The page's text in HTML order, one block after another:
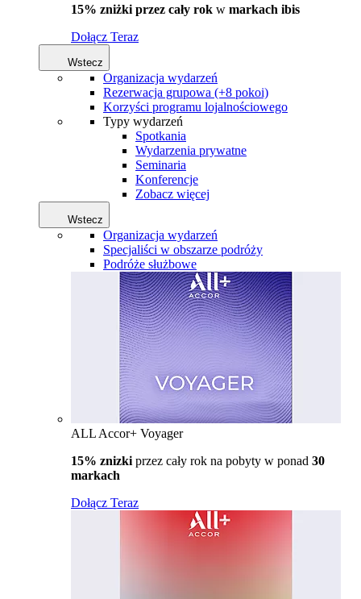
15% zniżki przez cały rok w markach ibis
Dołącz Teraz
Wstecz
Organizacja wydarzeń
Rezerwacja grupowa (+8 pokoi)
Korzyści programu lojalnościowego
Typy wydarzeń
Spotkania
Wydarzenia prywatne
Seminaria
Konferencje
Zobacz więcej
Wstecz
Organizacja wydarzeń
Specjaliści w obszarze podróży
Podróże służbowe
ALL Accor+ Voyager
15% znizki przez cały rok na pobyty w ponad 30
markach
Dołącz Teraz